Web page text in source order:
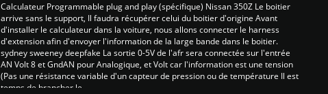
Calculateur Programmable plug and play (spécifique) Nissan 350Z Le boitier
arrive sans le support, Il faudra récupérer celui du boitier d'origine Avant
d'installer le calculateur dans la voiture, nous allons connecter le harness
d'extension afin d'envoyer l'information de la large bande dans le boitier.
sydney sweeney deepfake La sortie 0-5V de l'afr sera connectée sur l'entrée
AN Volt 8 et GndAN pour Analogique, et Volt car l'information est une tension
(Pas une résistance variable d'un capteur de pression ou de température Il est
temps de brancher le ...